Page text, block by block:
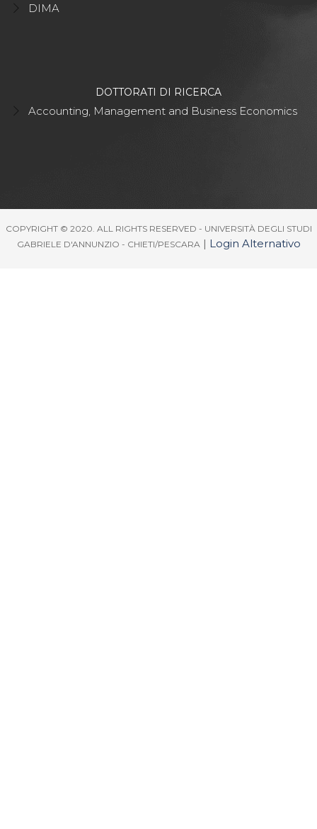
DIMA
DOTTORATI DI RICERCA
Accounting, Management and Business Economics
COPYRIGHT © 2020. ALL RIGHTS RESERVED - UNIVERSITÀ DEGLI STUDI
GABRIELE D'ANNUNZIO - CHIETI/PESCARA | Login Alternativo